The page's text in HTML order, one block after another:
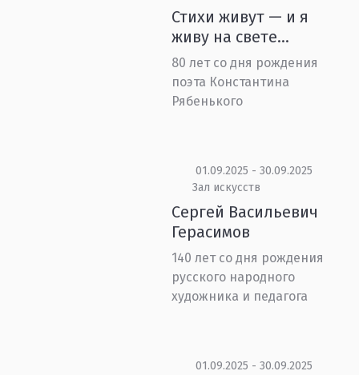
Стихи живут — и я
живу на свете...
80 лет со дня рождения
поэта Константина
Рябенького
01.09.2025 - 30.09.2025
Зал искусств
Сергей Васильевич
Герасимов
140 лет со дня рождения
русского народного
художника и педагога
01.09.2025 - 30.09.2025